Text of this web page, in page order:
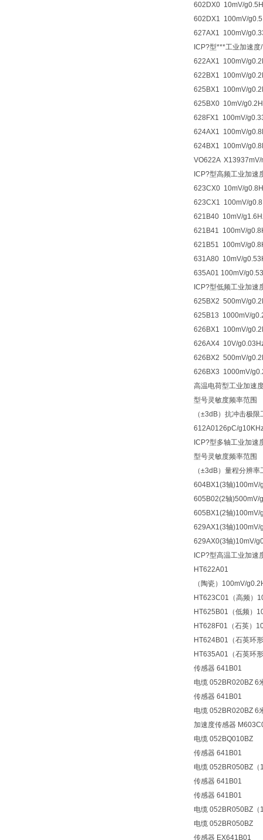
602DX0 10mV/
602DX1 100mV/
627AX1 100mV/
ICP?型***工业加速度
622AX1 100mV/
622BX1 100mV/
625BX1 100mV/
625BX0 10mV/
628FX1 100mV/
624AX1 100mV/
624BX1 100mV/
VO622A
ICP?型高频工业加速
623CX0 10mV/
623CX1 100mV/
621B40 10mV/
621B41 100mV/
621B51 100mV/
631A80 10mV/
635A01 100mV/
ICP?型低频工业加速
625BX2 500mV/
625B13 1000mV/
626BX1 100mV/
626AX4 10V/
626BX2 500mV/
626BX3 1000mV/
高温电荷型工业加速
型号灵敏度频率范围
（±3dB）抗冲击极
612A0126pC/
ICP?型多轴工业加速
型号灵敏度频率范围
（±3dB）量程分辨
604BX1(3轴
605B02(2轴)500mV/
605BX1(2轴
629AX1(3轴
629AX0(3轴)10mV/
ICP?型高温工业加速
HT622A01
（陶瓷）100mV/
HT623C01（高频）
HT625B01（低频）
HT628F01（石英）
HT624B01（石英环
HT635A01（石英环
传感器 641B01
电缆 052BR020BZ 6
传感器 641B01
电缆 052BR020BZ 6
加速度传感器
电缆 052BQ010BZ
传感器 641B01
电缆 052BR050BZ（
传感器 641B01
传感器 641B01
电缆 052BR050BZ（
电缆 052BR050BZ
传感器 EX641B01